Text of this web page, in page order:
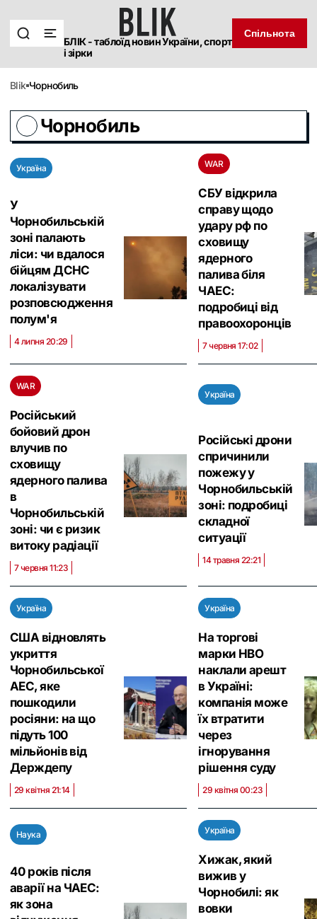
БЛІК - таблоїд новин України, спорт
і зірки
Спільнота
blik Чорнобиль
Чорнобиль
Україна
У
Чорнобильській
зоні палають
ліси: чи вдалося
бійцям ДСНС
локалізувати
розповсюдження
полум'я
4 липня 20:29
WAR
СБУ відкрила
справу щодо
удару рф по
сховищу
ядерного
палива біля
ЧАЕС:
подробиці від
правоохоронців
7 червня 17:02
WAR
Російський
бойовий дрон
влучив по
сховищу
ядерного палива
в
Чорнобильській
зоні: чи є ризик
витоку радіації
7 червня 11:23
Україна
Російські дрони
спричинили
пожежу у
Чорнобильській
зоні: подробиці
складної
ситуації
14 травня 22:21
Україна
США відновлять
укриття
Чорнобильської
АЕС, яке
пошкодили
росіяни: на що
підуть 100
мільйонів від
Держдепу
29 квітня 21:14
Україна
На торгові
марки HBO
наклали арешт
в Україні:
компанія може
їх втратити
через
ігнорування
рішення суду
29 квітня 00:23
Наука
40 років після
аварії на ЧАЕС:
як зона
Україна
Хижак, який
вижив у
Чорнобилі: як
вовки